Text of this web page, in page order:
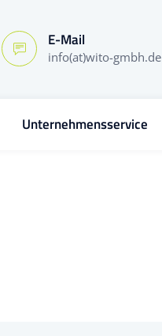
E-Mail
info(at)wito-gmbh.de
Unternehmensservice